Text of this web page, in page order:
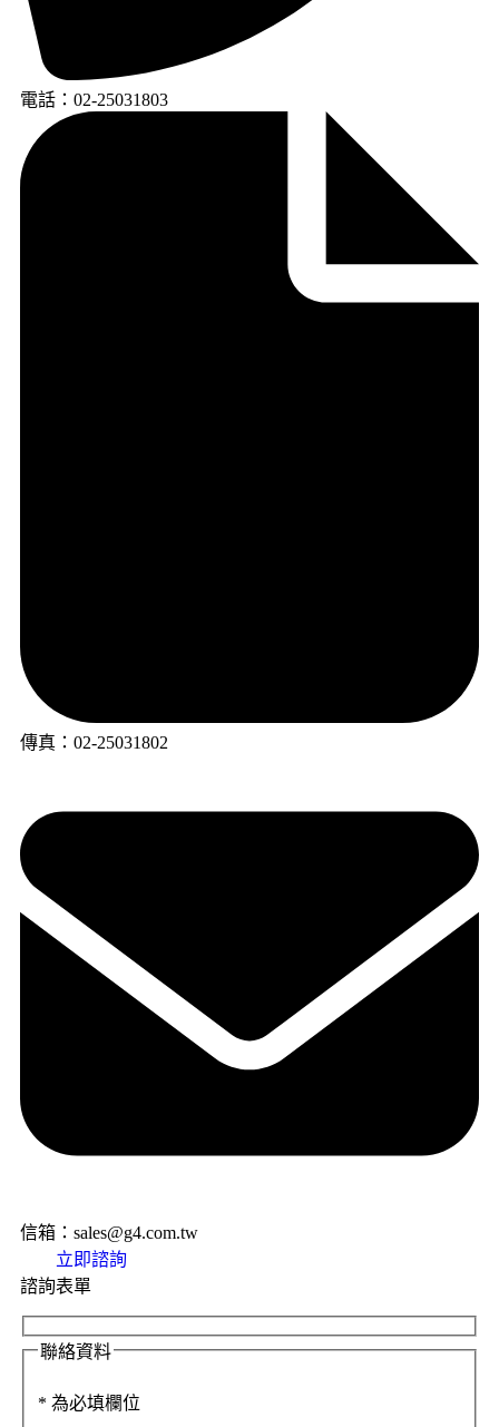
電話：02-25031803
傳真：02-25031802
信箱：sales@g4.com.tw
立即諮詢
諮詢表單
聯絡資料
* 為必填欄位